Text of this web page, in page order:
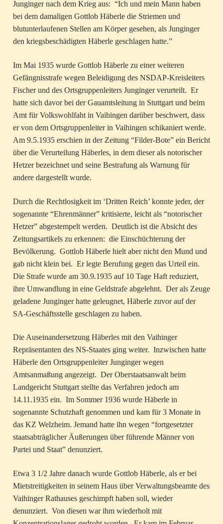
Junginger nach dem Krieg aus: “Ich und mein Mann haben
bei dem damaligen Gottlob Häberle die Striemen und
blutunterlaufenen Stellen am Körper gesehen, als Junginger
den kriegsbeschädigten Häberle geschlagen hatte.”
Im Mai 1935 wurde Gottlob Häberle zu einer weiteren
Gefängnisstrafe wegen Beleidigung des NSDAP-Kreisleiters
Fischer und des Ortsgruppenleiters Junginger verurteilt. Er
hatte sich davor bei der Gauamtsleitung in Stuttgart und beim
Amt für Volkswohlfaht in Vaihingen darüber beschwert, dass
er von dem Ortsgruppenleiter in Vaihingen schikaniert werde.
Am 9.5.1935 erschien in der Zeitung “Filder-Bote” ein Bericht
über die Verurteilung Häberles, in dem dieser als notorischer
Hetzer bezeichnet und seine Bestrafung als Warnung für
andere dargestellt wurde.
Durch die Rechtlosigkeit im ‘Dritten Reich’ konnte jeder, der
sogenannte “Ehrenmänner” kritisierte, leicht als “notorischer
Hetzer” abgestempelt werden. Deutlich ist die Absicht des
Zeitungsartikels zu erkennen: die Einschüchterung der
Bevölkerung. Gottlob Häberle hielt aber nicht den Mund und
gab nicht klein bei. Er legte Berufung gegen das Urteil ein.
Die Strafe wurde am 30.9.1935 auf 10 Tage Haft reduziert,
ihre Umwandlung in eine Geldstrafe abgelehnt. Der als Zeuge
geladene Junginger hatte geleugnet, Häberle zuvor auf der
SA-Geschäftsstelle geschlagen zu haben.
Die Auseinandersetzung Häberles mit den Vaihinger
Repräsentanten des NS-Staates ging weiter. Inzwischen hatte
Häberle den Ortsgruppenleiter Junginger wegen
Amtsanmaßung angezeigt. Der Oberstaatsanwalt beim
Landgericht Stuttgart stellte das Verfahren jedoch am
14.11.1935 ein. Im Sommer 1936 wurde Häberle in
sogenannte Schutzhaft genommen und kam für 3 Monate in
das KZ Welzheim. Jemand hatte ihn wegen “fortgesetzter
staatsabträglicher Äußerungen über führende Männer von
Partei und Staat” denunziert.
Etwa 3 1/2 Jahre danach wurde Gottlob Häberle, als er bei
Mietstreitigkeiten in seinem Haus über Verwaltungsbeamte des
Vaihinger Rathauses geschimpft haben soll, wieder
denunziert. Von diesen war ihm wiederholt mit